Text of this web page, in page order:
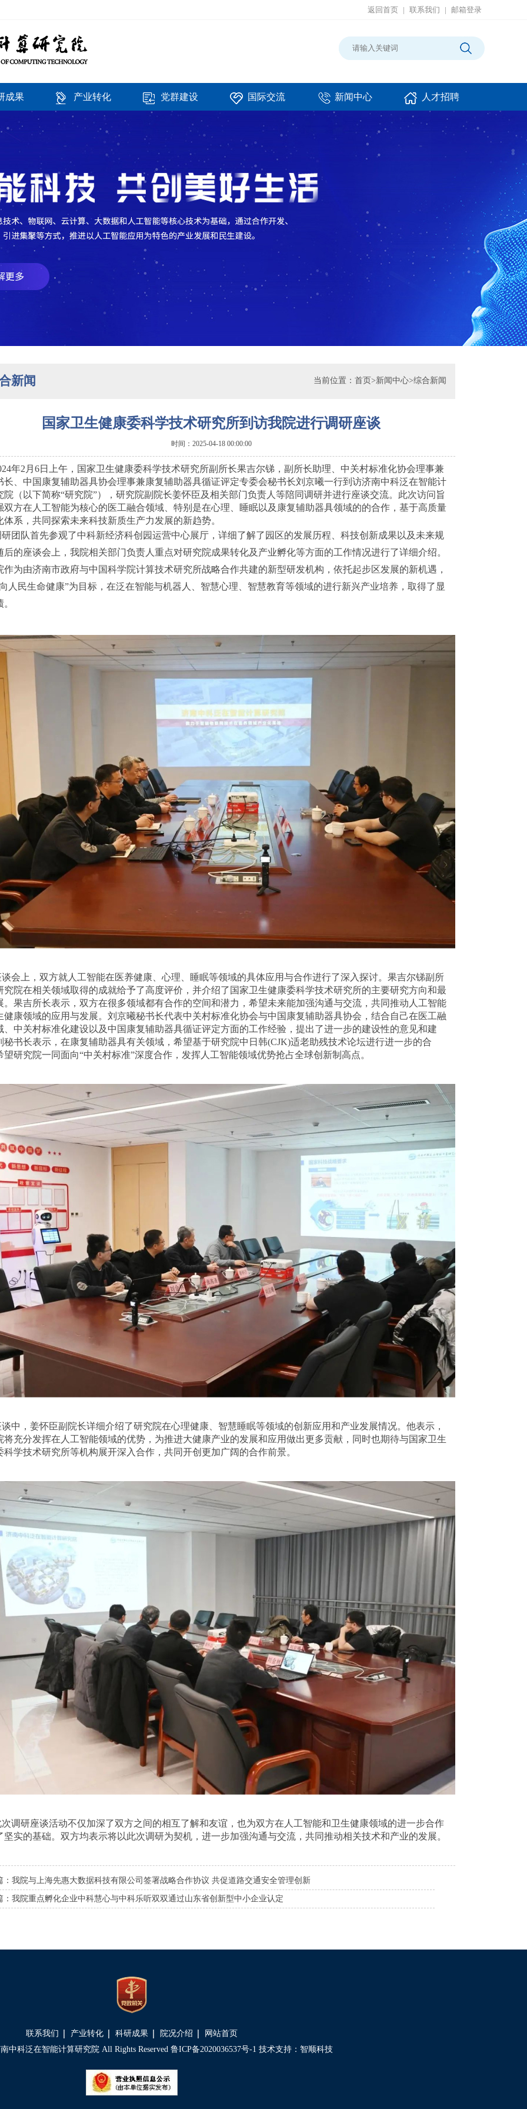
返回首页 | 联系我们 | 邮箱登录
成果 产业转化 党群建设 国际交流 新闻中心 人才招聘
当前位置： 首页 >新闻中心>综合新闻
新闻
国家卫生健康委科学技术研究所到访我院进行调研座谈
时间：2025-04-18 00:00:00
年2月6日上午，国家卫生健康委科学技术研究所副所长果吉尔锑，副所长助理、中关村标准化协会理事兼
长、中国康复辅助器具协会理事兼康复辅助器具循证评定专委会秘书长刘京曦一行到访济南中科泛在智能计
院（以下简称“研究院”），研究院副院长姜怀臣及相关部门负责人等陪同调研并进行座谈交流。此次访问旨
双方在人工智能为核心的医工融合领域、特别是在心理、睡眠以及康复辅助器具领域的的合作，基于高质量
体系，共同探索未来科技新质生产力发展的新趋势。
研团队首先参观了中科新经济科创园运营中心展厅，详细了解了园区的发展历程、科技创新成果以及未来规
后的座谈会上，我院相关部门负责人重点对研究院成果转化及产业孵化等方面的工作情况进行了详细介绍。
作为由济南市政府与中国科学院计算技术研究所战略合作共建的新型研发机构，依托起步区发展的新机遇，
人民生命健康”为目标，在泛在智能与机器人、智慧心理、智慧教育等领域的进行新兴产业培养，取得了显
谈会上，双方就人工智能在医养健康、心理、睡眠等领域的具体应用与合作进行了深入探讨。果吉尔锑副所
究院在相关领域取得的成就给予了高度评价，并介绍了国家卫生健康委科学技术研究所的主要研究方向和最
。果吉所长表示，双方在很多领域都有合作的空间和潜力，希望未来能加强沟通与交流，共同推动人工智能
健康领域的应用与发展。刘京曦秘书长代表中关村标准化协会与中国康复辅助器具协会，结合自己在医工融
、中关村标准化建设以及中国康复辅助器具循证评定方面的工作经验，提出了进一步的建设性的意见和建
秘书长表示，在康复辅助器具有关领域，希望基于研究院中日韩(CJK)适老助残技术论坛进行进一步的合
望研究院一同面向“中关村标准”深度合作，发挥人工智能领域优势抢占全球创新制高点。
谈中，姜怀臣副院长详细介绍了研究院在心理健康、智慧睡眠等领域的创新应用和产业发展情况。他表示，
将充分发挥在人工智能领域的优势，为推进大健康产业的发展和应用做出更多贡献，同时也期待与国家卫生
科学技术研究所等机构展开深入合作，共同开创更加广阔的合作前景。
次调研座谈活动不仅加深了双方之间的相互了解和友谊，也为双方在人工智能和卫生健康领域的进一步合作
坚实的基础。双方均表示将以此次调研为契机，进一步加强沟通与交流，共同推动相关技术和产业的发展。
我院与上海先惠大数据科技有限公司签署战略合作协议 共促道路交通安全管理创新
我院重点孵化企业中科慧心与中科乐听双双通过山东省创新型中小企业认定
联系我们 产业转化 科研成果 院况介绍
网站首页
中科泛在智能计算研究院 All Rights Reserved 鲁ICP备2020036537号-1 技术支持： 智顺科技